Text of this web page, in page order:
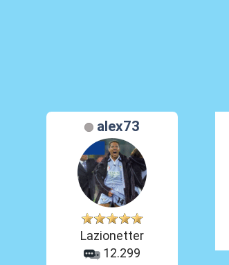
alex73
Lazionetter
12.299